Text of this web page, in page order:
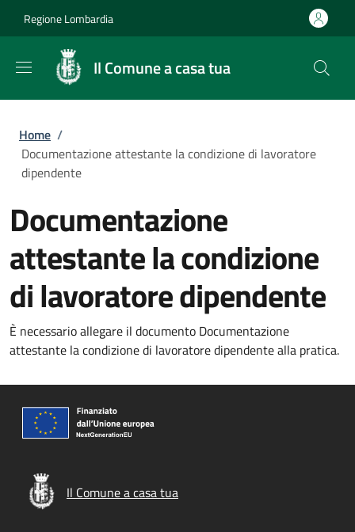
Regione Lombardia
Il Comune a casa tua
Briciole di pane
Home /
Documentazione attestante la condizione di lavoratore
dipendente
Documentazione
attestante la condizione
di lavoratore dipendente
È necessario allegare il documento Documentazione
attestante la condizione di lavoratore dipendente alla pratica.
Il Comune a casa tua